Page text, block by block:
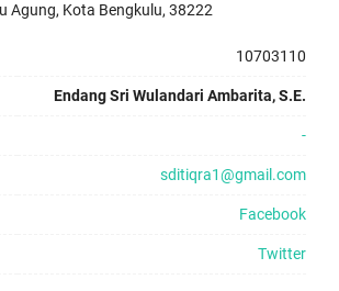
Agung, Kota Bengkulu, 38222
10703110
Endang Sri Wulandari Ambarita, S.E.
-
sditiqra1@gmail.com
Facebook
Twitter